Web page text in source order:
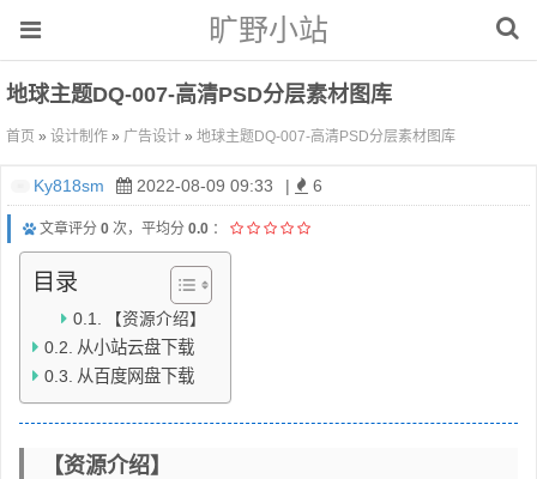
旷野小站
地球主题DQ-007-高清PSD分层素材图库
首页 » 设计制作 » 广告设计 » 地球主题DQ-007-高清PSD分层素材图库
Ky818sm 2022-08-09 09:33 | 6
文章评分 0 次，平均分 0.0 ：
目录
【资源介绍】
从小站云盘下载
从百度网盘下载
【资源介绍】